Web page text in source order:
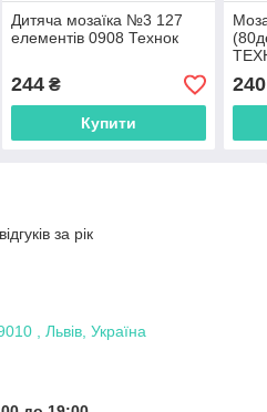
Дитяча мозаїка №3 127
елементів 0908 Технок
244₴
Купити
240
за рік
, Львів, Україна